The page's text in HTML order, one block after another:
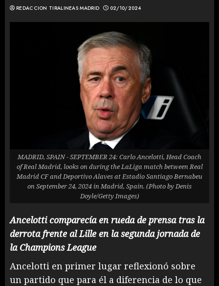
REDACCION TIRALINEAS MADRID 02/10/2024
MADRID, SPAIN - SEPTEMBER 24: Carlo Ancelotti, Head Coach
of Real Madrid, looks on during the LaLiga match between Real
Madrid CF and Deportivo Alaves at Estadio Santiago Bernabeu
on September 24, 2024 in Madrid, Spain. (Photo by Denis
Doyle/Getty Images)
Ancelotti comparecía en rueda de prensa tras la
derrota frente al Lille en la segunda jornada de
la Champions League
Ancelotti en primer lugar reflexionó sobre
un partido que para él a diferencia de lo que